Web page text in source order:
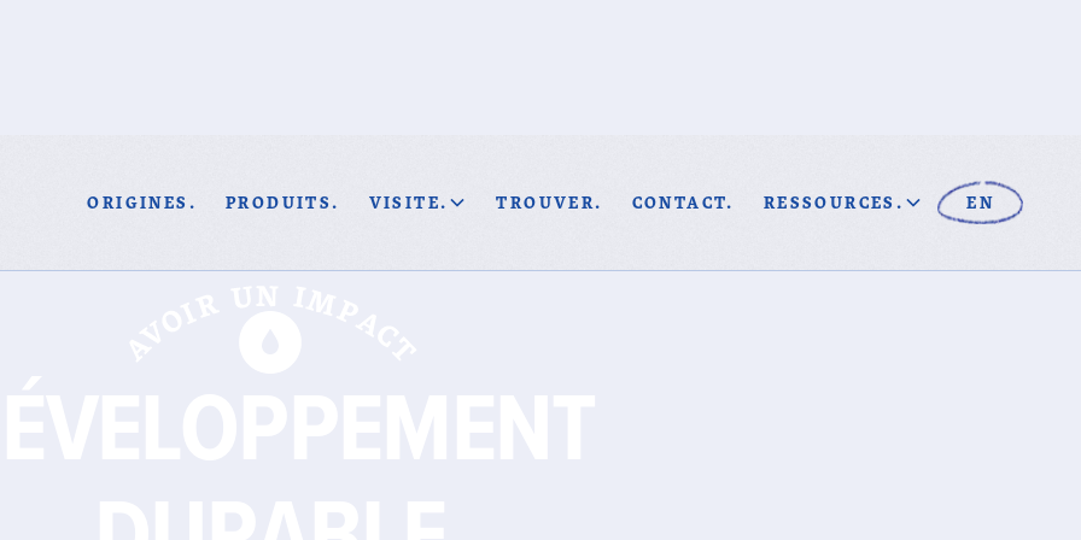
ORIGINES. PRODUITS. VISITE. TROUVER. CONTACT. RESSOURCES. EN